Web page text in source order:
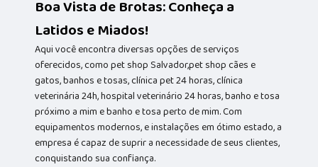
Boa Vista de Brotas: Conheça a
Latidos e Miados!
Aqui você encontra diversas opções de serviços
oferecidos, como pet shop Salvador,pet shop cães e
gatos, banhos e tosas, clínica pet 24 horas, clínica
veterinária 24h, hospital veterinário 24 horas, banho e tosa
próximo a mim e banho e tosa perto de mim. Com
equipamentos modernos, e instalações em ótimo estado, a
empresa é capaz de suprir a necessidade de seus clientes,
conquistando sua confiança.